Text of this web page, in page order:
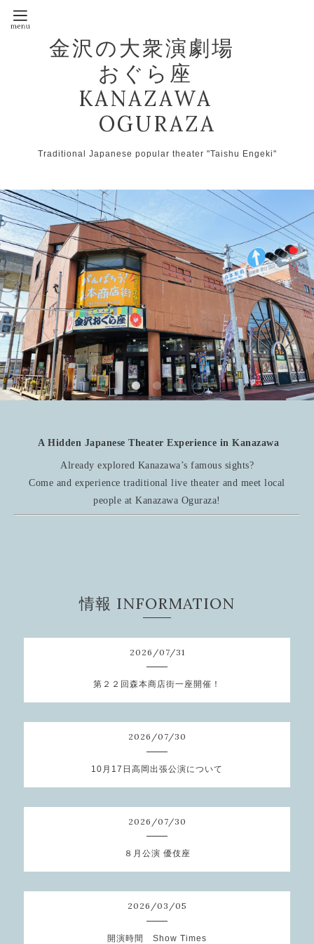
金沢の大衆演劇場
おぐら座
KANAZAWA
OGURAZA
Traditional Japanese popular theater "Taishu Engeki"
A Hidden Japanese Theater Experience in Kanazawa
Already explored Kanazawa’s famous sights?
Come and experience traditional live theater and meet local
people at Kanazawa Oguraza!
情報 INFORMATION
2026 /07/31
第２２回森本商店街一座開催！
2026 /07/30
10月17日高岡出張公演について
2026 /07/30
８月公演 優伎座
2026 /03 /05
開演時間 Show Times